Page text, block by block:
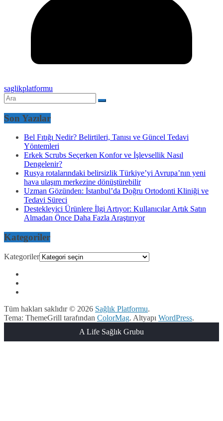
saglikplatformu
Son Yazılar
Bel Fıtığı Nedir? Belirtileri, Tanısı ve Güncel Tedavi
Yöntemleri
Erkek Scrubs Seçerken Konfor ve İşlevsellik Nasıl
Dengelenir?
Rusya rotalarındaki belirsizlik Türkiye’yi Avrupa’nın yeni
hava ulaşım merkezine dönüştürebilir
Uzman Gözünden: İstanbul’da Doğru Ortodonti Kliniği ve
Tedavi Süreci
Destekleyici Ürünlere İlgi Artıyor: Kullanıcılar Artık Satın
Almadan Önce Daha Fazla Araştırıyor
Kategoriler
Kategoriler
Tüm hakları saklıdır © 2026 Sağlık Platformu.
Tema: ThemeGrill tarafından ColorMag. Altyapı WordPress.
A Life Sağlık Grubu